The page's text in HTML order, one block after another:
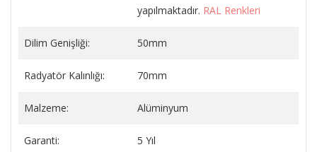
yapılmaktadır. RAL Renkleri
Dilim Genişliği: 50mm
Radyatör Kalınlığı: 70mm
Malzeme: Alüminyum
Garanti: 5 Yıl